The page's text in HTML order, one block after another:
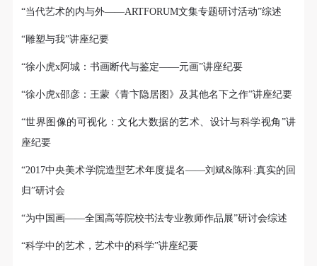
“当代艺术的内与外——ARTFORUM文集专题研讨活动”综述
“雕塑与我”讲座纪要
“徐小虎x阿城：书画断代与鉴定——元画”讲座纪要
“徐小虎x邵彦：王蒙《青卞隐居图》及其他名下之作”讲座纪要
“世界图像的可视化：文化大数据的艺术、设计与科学视角”讲
座纪要
“2017中央美术学院造型艺术年度提名——刘斌&陈科:真实的回
归”研讨会
“为中国画——全国高等院校书法专业教师作品展”研讨会综述
“科学中的艺术，艺术中的科学”讲座纪要
手机号码
手机号码将作为您的登录账号